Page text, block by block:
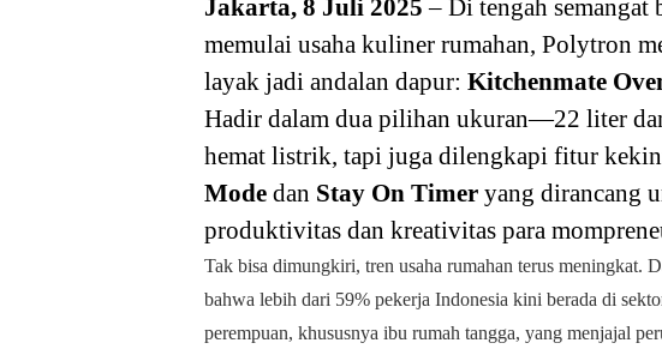
Jakarta, 8 Juli 2025 – Di tengah semangat
memulai usaha kuliner rumahan, Polytron
layak jadi andalan dapur: Kitchenmate
Hadir dalam dua pilihan ukuran—22 liter
hemat listrik, tapi juga dilengkapi fitur
Mode dan Stay On Timer yang dirancang
produktivitas dan kreativitas para
Tak bisa dimungkiri, tren usaha rumahan terus meningkat.
bahwa lebih dari 59% pekerja Indonesia kini berada di
perempuan, khususnya ibu rumah tangga, yang menjajal